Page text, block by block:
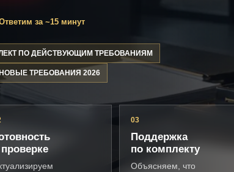
за ~15 минут
ПО ДЕЙСТВУЮЩИМ ТРЕБОВАНИЯМ
НОВЫЕ ТРЕБОВАНИЯ 2026
проверке
03
Поддержка
по комплекту
Объясняем, что